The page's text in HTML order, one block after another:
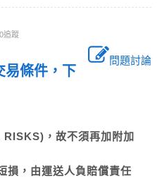
0追蹤
問題討論
易條件，下
，故不須再加附加
損，由運送人負賠償責任